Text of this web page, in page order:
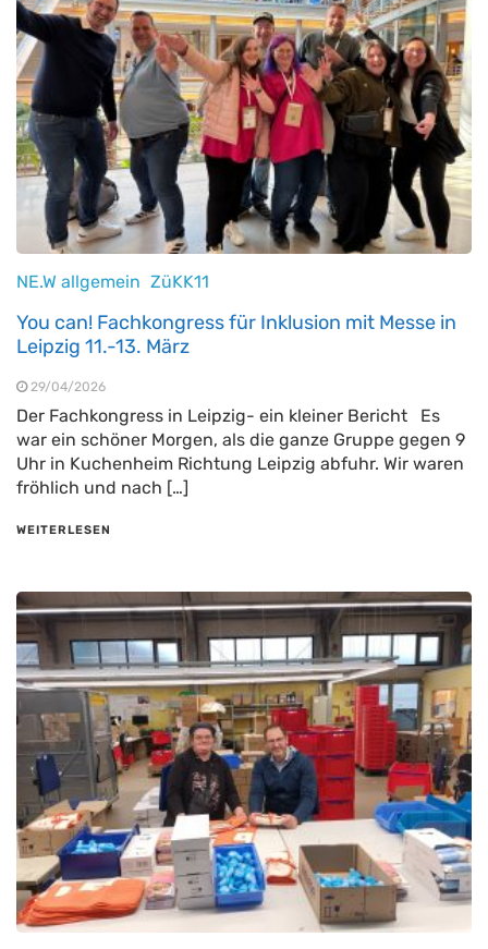
NE.W allgemein ZüKK11
You can! Fachkongress für Inklusion mit Messe in
Leipzig 11.-13. März
29/04/2026
Der Fachkongress in Leipzig- ein kleiner Bericht Es
war ein schöner Morgen, als die ganze Gruppe gegen 9
Uhr in Kuchenheim Richtung Leipzig abfuhr. Wir waren
fröhlich und nach […]
WEITERLESEN